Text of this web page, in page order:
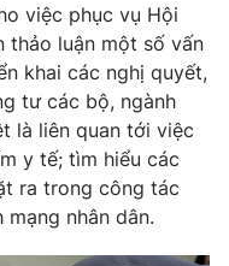
video
thao
việc phục vụ Hội
thảo luận một số vấn
khai các nghị quyết,
tư các bộ, ngành
là liên quan tới việc
y tế; tìm hiểu các
ra trong công tác
nhân dân.